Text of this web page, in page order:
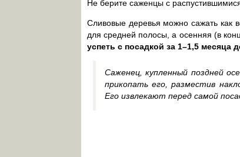
Не берите саженцы с
Сливовые деревья можно сажать как
для средней полосы, а осенняя (в
успеть с посадкой за 1–1,5 месяца
Саженец, купленный поздней
прикопать его, разместив
Его извлекают перед самой